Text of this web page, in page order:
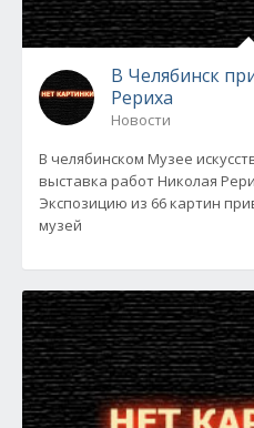
В Челябинск
Рериха
Новости
В челябинском Музее
выставка работ Николая
Экспозицию из 66 картин
музей